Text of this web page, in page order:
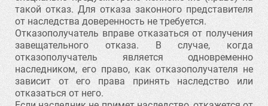
такой отказ. Для отказа законного представителя
от наследства доверенность не требуется.
Отказополучатель вправе отказаться от получения
завещательного отказа. В случае, когда
отказополучатель является одновременно
наследником, его право, как отказополучателя не
зависит от его права принять наследство или
отказаться от него.